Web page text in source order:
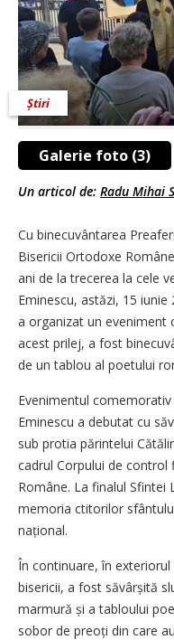
Galerie foto (3)
Știri
Un articol de: Radu Mihai
Cu binecuvântarea
Bisericii Ortodoxe
ani de la trecerea la cele
Eminescu, astăzi, 15
a organizat un eveniment
acest prilej, a fost
de un tablou al poetului
Evenimentul
Eminescu a debutat cu
sub protia părintelui
cadrul Corpului de control
Române. La finalul
memoria ctitorilor
național.
În continuare, în
bisericii, a fost săvârșită
marmură și a tabloului
sobor de preoți din care